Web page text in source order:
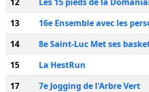
13
16e Ensemble avec les
14
8e Saint-Luc Met ses
15
La HestRun
17
7e Jogging de l'Arbre Vert